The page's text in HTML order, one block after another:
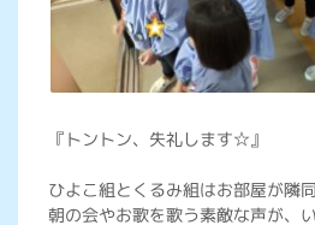
『トントン、失礼します☆』
ひよこ組とくるみ組はお部屋が隣同
朝の会やお歌を歌う素敵な声が、